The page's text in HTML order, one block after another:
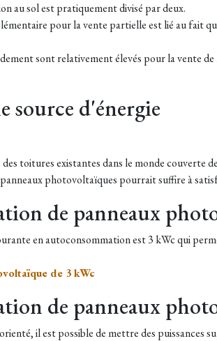
au sol est pratiquement divisé par deux.
pour la vente partielle est lié au fait
sont relativement élevés pour la vente
source d'énergie
toitures existantes dans le monde couverte
photovoltaïques pourrait suffire à
de panneaux
en autoconsommation est 3 kWc qui
de 3 kWc
de panneaux
il est possible de mettre des puissances